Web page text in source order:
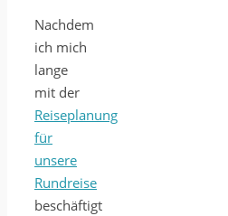
Nachdem
ich mich
lange
mit der
Reiseplanung
für
unsere
Rundreise
beschäftigt